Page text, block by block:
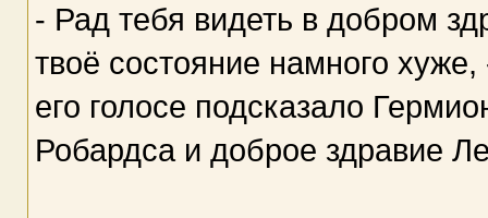
- Рад тебя видеть в добром
твоё состояние намного
его голосе подсказало
Робардса и доброе здравие